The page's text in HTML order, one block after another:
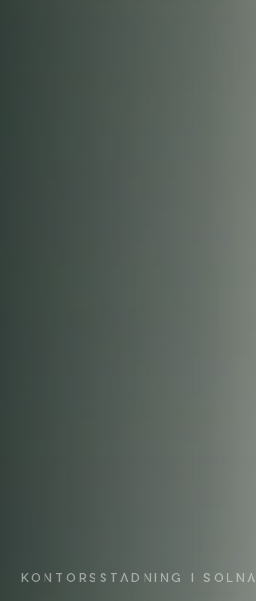
KONTORSSTÄDNING I SOLNA